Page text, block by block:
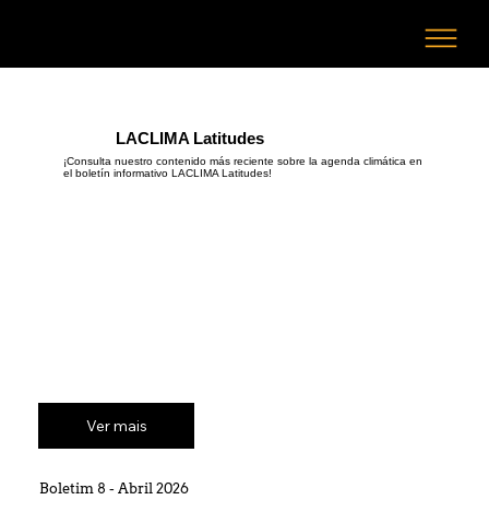
LACLIMA Latitudes
¡Consulta nuestro contenido más reciente sobre la agenda climática en
el boletín informativo LACLIMA Latitudes!
Ver mais
Boletim 8 - Abril 2026